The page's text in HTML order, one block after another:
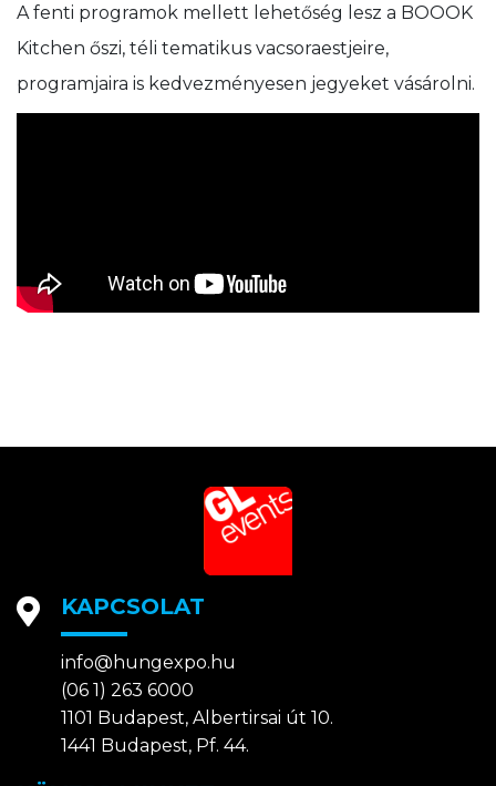
A fenti programok mellett lehetőség lesz a BOOOK
Kitchen őszi, téli tematikus vacsoraestjeire,
programjaira is kedvezményesen jegyeket vásárolni.
KAPCSOLAT
info@hungexpo.hu
(06 1) 263 6000
1101 Budapest, Albertirsai út 10.
1441 Budapest, Pf. 44.